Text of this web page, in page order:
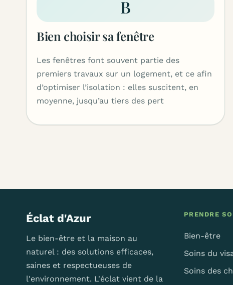
B
Bien choisir sa fenêtre
Les fenêtres font souvent partie des
premiers travaux sur un logement, et ce afin
d’optimiser l’isolation : elles suscitent, en
moyenne, jusqu’au tiers des pert
Éclat d'Azur
Le bien-être et la maison au
naturel : des solutions efficaces,
saines et respectueuses de
l'environnement. L'éclat vient de la
PRENDRE
Bien-être
Soins du
Soins des